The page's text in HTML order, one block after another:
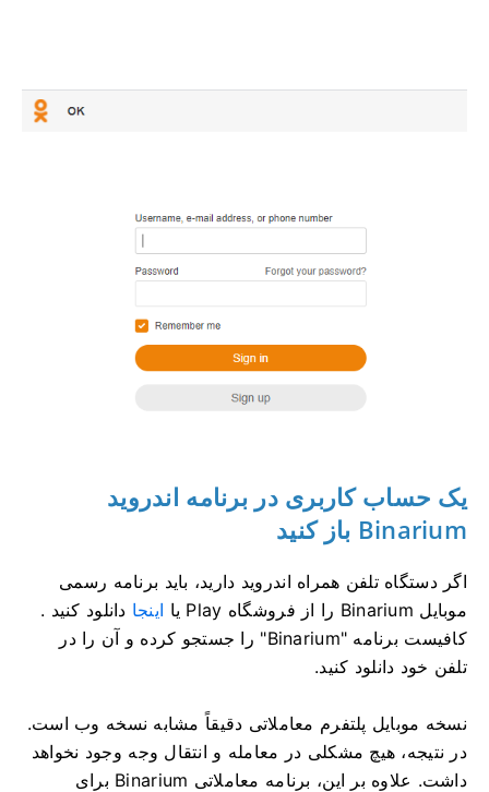
یک حساب کاربری در برنامه اندروید
Binarium باز کنید
اگر دستگاه تلفن همراه اندروید دارید، باید برنامه رسمی
موبایل Binarium را از فروشگاه Play یا
اینجا دانلود کنید .
کافیست برنامه "Binarium" را جستجو کرده و آن را در
تلفن خود دانلود کنید.
نسخه موبایل پلتفرم معاملاتی دقیقاً مشابه نسخه وب است.
در نتیجه، هیچ مشکلی در معامله و انتقال وجه وجود نخواهد
داشت. علاوه بر این، برنامه معاملاتی Binarium برای